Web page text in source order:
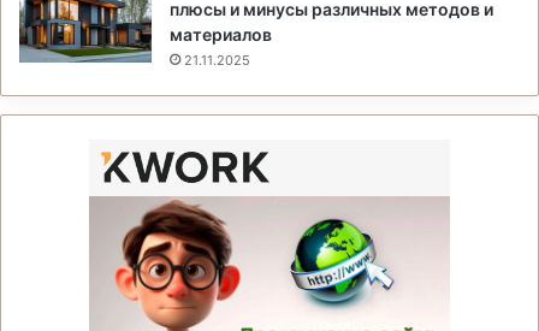
плюсы и минусы различных методов и
материалов
21.11.2025